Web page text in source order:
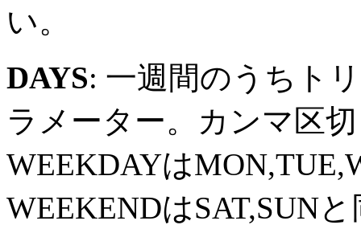
い。
DAYS: 一週間のうちト
ラメーター。カンマ区
WEEKDAYは
WEEKENDはSAT,SUN